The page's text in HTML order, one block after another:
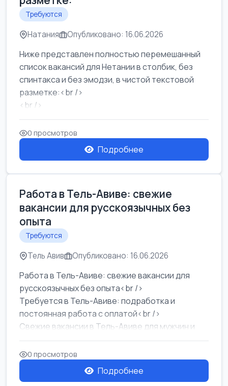
Требуются
Натания Опубликовано: 16.06.2026
Ниже представлен полностью перемешанный
список вакансий для Нетании в столбик, без
спинтакса и без эмодзи, в чистой текстовой
разметке:<br />
<br />
Работа в Нетании на мебельном производстве:
требу...
0 просмотров
Подробнее
Работа в Тель-Авиве: свежие
вакансии для русскоязычных без
опыта
Требуются
Тель Авив Опубликовано: 16.06.2026
Работа в Тель-Авиве: свежие вакансии для
русскоязычных без опыта<br />
Требуется в Тель-Авиве: подработка и
постоянная работа с оплатой<br />
Свежие вакансии в Тель-Авиве для мужчин и
женщин от хозя...
0 просмотров
Подробнее